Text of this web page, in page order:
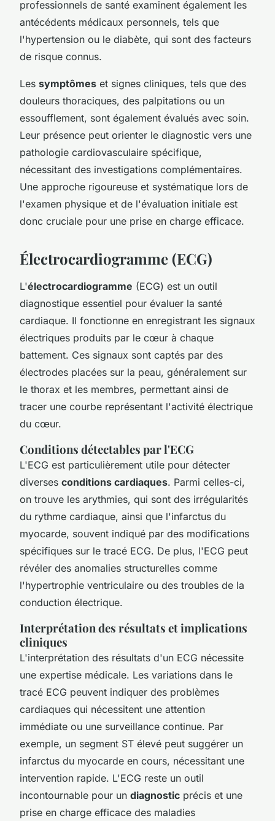
professionnels de santé examinent également les
antécédents médicaux personnels, tels que
l'hypertension ou le diabète, qui sont des facteurs
de risque connus.
Les symptômes et signes cliniques, tels que des
douleurs thoraciques, des palpitations ou un
essoufflement, sont également évalués avec soin.
Leur présence peut orienter le diagnostic vers une
pathologie cardiovasculaire spécifique,
nécessitant des investigations complémentaires.
Une approche rigoureuse et systématique lors de
l'examen physique et de l'évaluation initiale est
donc cruciale pour une prise en charge efficace.
Électrocardiogramme (ECG)
L'électrocardiogramme (ECG) est un outil
diagnostique essentiel pour évaluer la santé
cardiaque. Il fonctionne en enregistrant les signaux
électriques produits par le cœur à chaque
battement. Ces signaux sont captés par des
électrodes placées sur la peau, généralement sur
le thorax et les membres, permettant ainsi de
tracer une courbe représentant l'activité électrique
du cœur.
Conditions détectables par l'ECG
L'ECG est particulièrement utile pour détecter
diverses conditions cardiaques. Parmi celles-ci,
on trouve les arythmies, qui sont des irrégularités
du rythme cardiaque, ainsi que l'infarctus du
myocarde, souvent indiqué par des modifications
spécifiques sur le tracé ECG. De plus, l'ECG peut
révéler des anomalies structurelles comme
l'hypertrophie ventriculaire ou des troubles de la
conduction électrique.
Interprétation des résultats et implications
cliniques
L'interprétation des résultats d'un ECG nécessite
une expertise médicale. Les variations dans le
tracé ECG peuvent indiquer des problèmes
cardiaques qui nécessitent une attention
immédiate ou une surveillance continue. Par
exemple, un segment ST élevé peut suggérer un
infarctus du myocarde en cours, nécessitant une
intervention rapide. L'ECG reste un outil
incontournable pour un diagnostic précis et une
prise en charge efficace des maladies